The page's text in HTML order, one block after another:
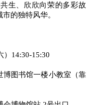
生、欣欣向荣的多彩故
的独特风华。
14:30-15:30
图书馆一楼小教室（靠